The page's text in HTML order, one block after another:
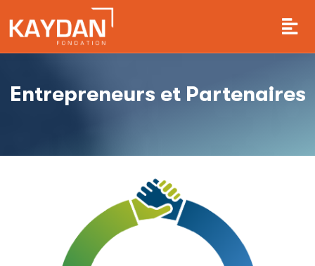
Entrepreneurs et Partenaires